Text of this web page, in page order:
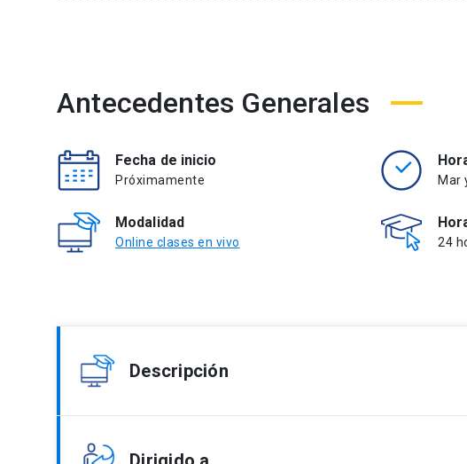
Antecedentes Generales
Fecha de inicio
Próximamente Mar
Modalidad
Online clases en vivo 24
Descripción
Este curso tiene como propósito entregar herramientas